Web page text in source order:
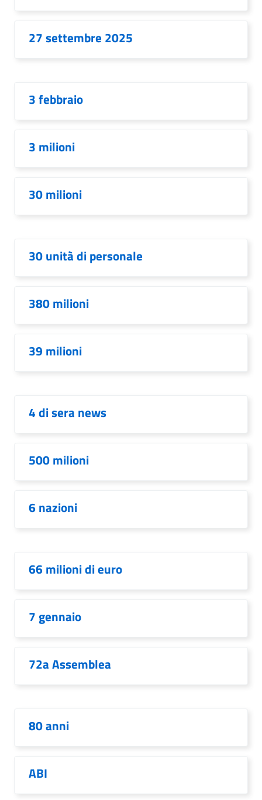
27 settembre 2025
3 febbraio
3 milioni
30 milioni
30 unità di personale
380 milioni
39 milioni
4 di sera news
500 milioni
6 nazioni
66 milioni di euro
7 gennaio
72a Assemblea
80 anni
ABI